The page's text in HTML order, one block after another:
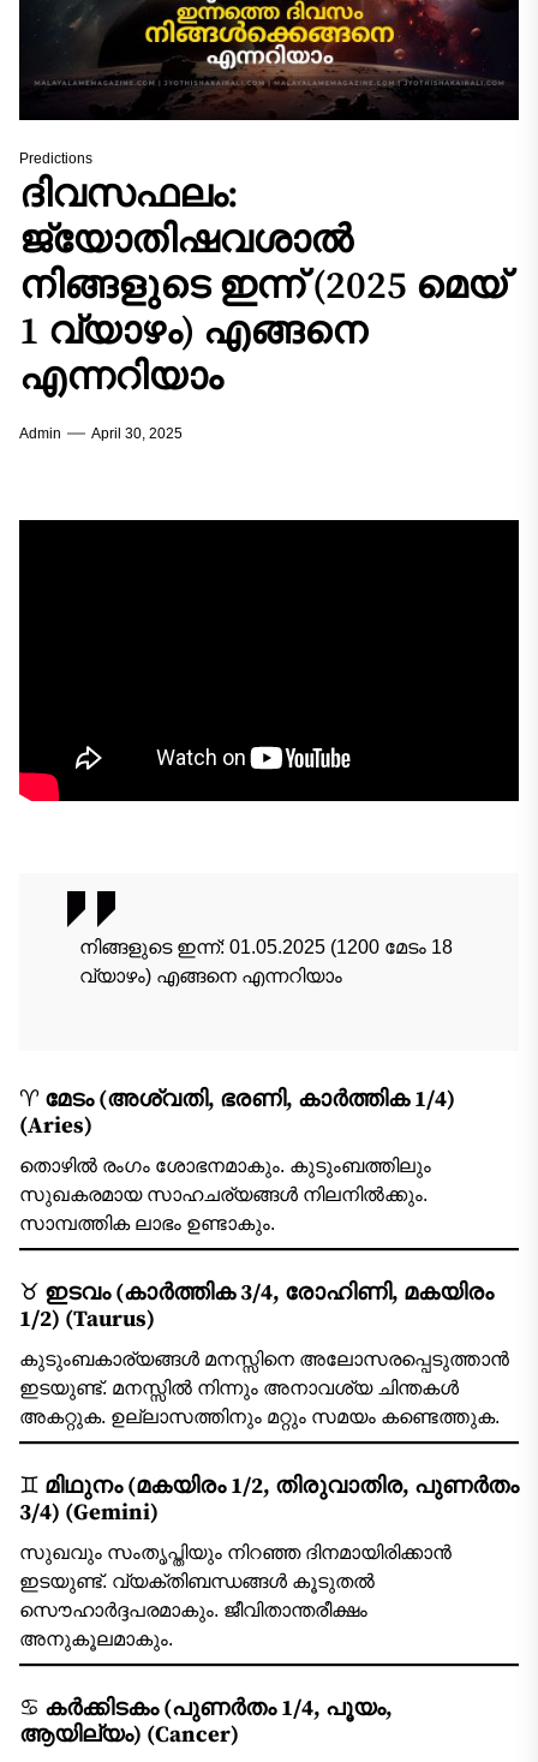
Predictions
ദിവസഫലം:
ജ്യോതിഷവശാൽ
നിങ്ങളുടെ ഇന്ന്‌ (2025 മെയ്
1 വ്യാഴം) എങ്ങനെ
എന്നറിയാം
Admin April 30, 2025
നിങ്ങളുടെ ഇന്ന്‌: 01.05.2025 (1200 മേടം 18
വ്യാഴം) എങ്ങനെ എന്നറിയാം
♈ മേടം (അശ്വതി, ഭരണി, കാർത്തിക 1/4)
(Aries)
തൊഴില്‍ രംഗം ശോഭനമാകും. കുടുംബത്തിലും
സുഖകരമായ സാഹചര്യങ്ങള്‍ നിലനില്‍ക്കും.
സാമ്പത്തിക ലാഭം ഉണ്ടാകും.
♉ ഇടവം (കാർത്തിക 3/4, രോഹിണി, മകയിരം
1/2) (Taurus)
കുടുംബകാര്യങ്ങള്‍ മനസ്സിനെ അലോസരപ്പെടുത്താന്‍
ഇടയുണ്ട്. മനസ്സില്‍ നിന്നും അനാവശ്യ ചിന്തകള്‍
അകറ്റുക. ഉല്ലാസത്തിനും മറ്റും സമയം കണ്ടെത്തുക.
♊ മിഥുനം (മകയിരം 1/2, തിരുവാതിര, പുണർതം
3/4) (Gemini)
സുഖവും സംതൃപ്തിയും നിറഞ്ഞ ദിനമായിരിക്കാന്‍
ഇടയുണ്ട്. വ്യക്തിബന്ധങ്ങള്‍ കൂടുതല്‍
സൌഹാര്‍ദ്ദപരമാകും. ജീവിതാന്തരീക്ഷം
അനുകൂലമാകും.
♋ കർക്കിടകം (പുണർതം 1/4, പൂയം,
ആയില്യം) (Cancer)